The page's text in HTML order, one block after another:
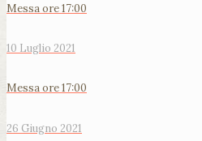
Messa ore 17:00
10 Luglio 2021
Messa ore 17:00
26 Giugno 2021